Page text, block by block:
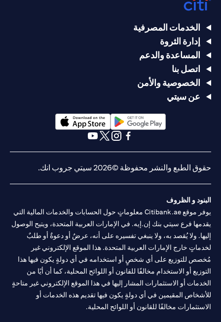
الخدمات المصرفية
إدارة الثروة
المساعدة والدعم
اتصل بنا
الخصوصية والأمن
عن سيتي
opens in a new tab
opens in a new tab
حقوق الطبع والنشر محفوظة ©2026 سيتي جروب انك.
البنود و الظروف
يوفر موقع Citibank.ae معلوماتٍ حول الحسابات والخدمات المالية التي
يقدمها فرع سيتي بنك إن.إيه. في الإمارات العربية المتحدة، ويتيح الوصول
إليها. ولا يُقصد به، ولا ينبغي تفسيره على أنه، عرضٌ أو دعوةٌ أو طلبٌ
لخدماتٍ خارج الإمارات العربية المتحدة. هذا الموقع الإلكتروني غير
مُخصص للتوزيع على أي شخصٍ أو استخدامه في أي دولةٍ يكون فيها هذا
التوزيع أو الاستخدام مخالفًا للقانون أو اللوائح المحلية، كما أن أيًا من
الخدمات أو الاستثمارات المشار إليها في هذا الموقع الإلكتروني غير متاحةٍ
للأشخاص المقيمين في أي دولةٍ يكون فيها تقديم هذه الخدمات أو
الاستثمارات مخالفًا للقانون أو اللوائح المحلية.